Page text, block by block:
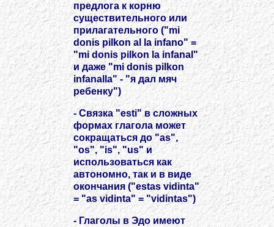
предлога к корню
существительного или
прилагательного ("mi
donis pilkon al la infano" =
"mi donis pilkon la infanal"
и даже "mi donis pilkon
infanalla" - "я дал мяч
ребенку")
- Связка "esti" в сложных
формах глагола может
сокращаться до "as",
"os", "is", "us" и
использоваться как
автономно, так и в виде
окончания ("estas vidinta"
= "as vidinta" = "vidintas")
- Глаголы в Эдо имеют